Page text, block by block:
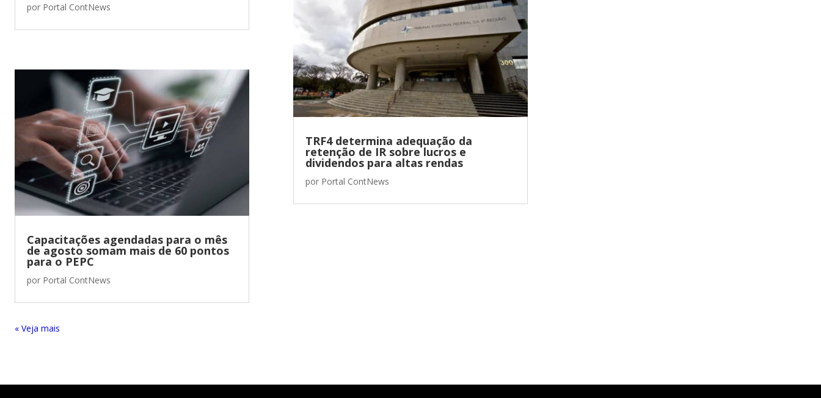
por Portal ContNews
Capacitações agendadas para o mês
de agosto somam mais de 60 pontos
para o PEPC
por Portal ContNews
TRF4 determina adequação da
retenção de IR sobre lucros e
dividendos para altas rendas
por Portal ContNews
« Entradas Antigas